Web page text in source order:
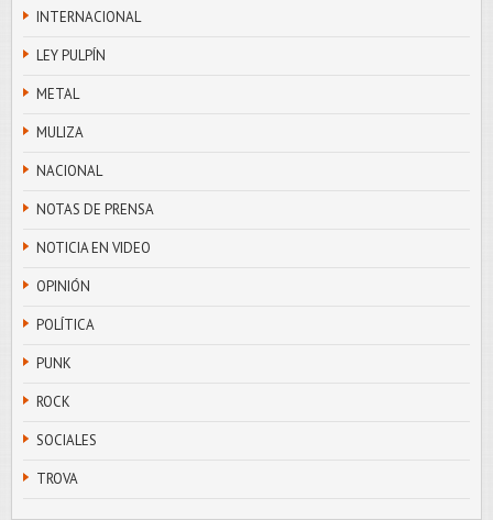
INTERNACIONAL
LEY PULPÍN
METAL
MULIZA
NACIONAL
NOTAS DE PRENSA
NOTICIA EN VIDEO
OPINIÓN
POLÍTICA
PUNK
ROCK
SOCIALES
TROVA